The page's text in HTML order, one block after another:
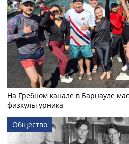
На Гребном канале в Барнауле
физкультурника
Общество